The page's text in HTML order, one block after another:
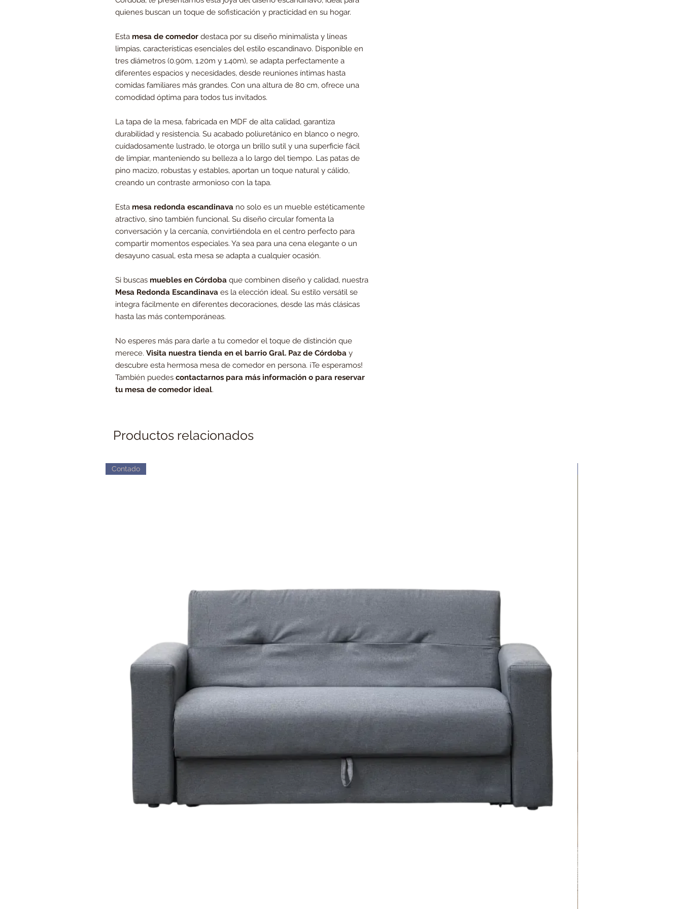
quienes buscan un toque de sofisticación y practicidad en su hogar.
Esta mesa de comedor destaca por su diseño minimalista y líneas
limpias, características esenciales del estilo escandinavo. Disponible en
tres diámetros (0.90m, 1.20m y 1.40m), se adapta perfectamente a
diferentes espacios y necesidades, desde reuniones íntimas hasta
comidas familiares más grandes. Con una altura de 80 cm, ofrece una
comodidad óptima para todos tus invitados.
La tapa de la mesa, fabricada en MDF de alta calidad, garantiza
durabilidad y resistencia. Su acabado poliuretánico en blanco o negro,
cuidadosamente lustrado, le otorga un brillo sutil y una superficie fácil
de limpiar, manteniendo su belleza a lo largo del tiempo. Las patas de
pino macizo, robustas y estables, aportan un toque natural y cálido,
creando un contraste armonioso con la tapa.
Esta mesa redonda escandinava no solo es un mueble estéticamente
atractivo, sino también funcional. Su diseño circular fomenta la
conversación y la cercanía, convirtiéndola en el centro perfecto para
compartir momentos especiales. Ya sea para una cena elegante o un
desayuno casual, esta mesa se adapta a cualquier ocasión.
Si buscas muebles en Córdoba que combinen diseño y calidad, nuestra
Mesa Redonda Escandinava es la elección ideal. Su estilo versátil se
integra fácilmente en diferentes decoraciones, desde las más clásicas
hasta las más contemporáneas.
No esperes más para darle a tu comedor el toque de distinción que
merece. Visita nuestra tienda en el barrio Gral. Paz de Córdoba y
descubre esta hermosa mesa de comedor en persona. ¡Te esperamos!
También puedes contactarnos para más información o para reservar
tu mesa de comedor ideal.
Productos relacionados
Contado